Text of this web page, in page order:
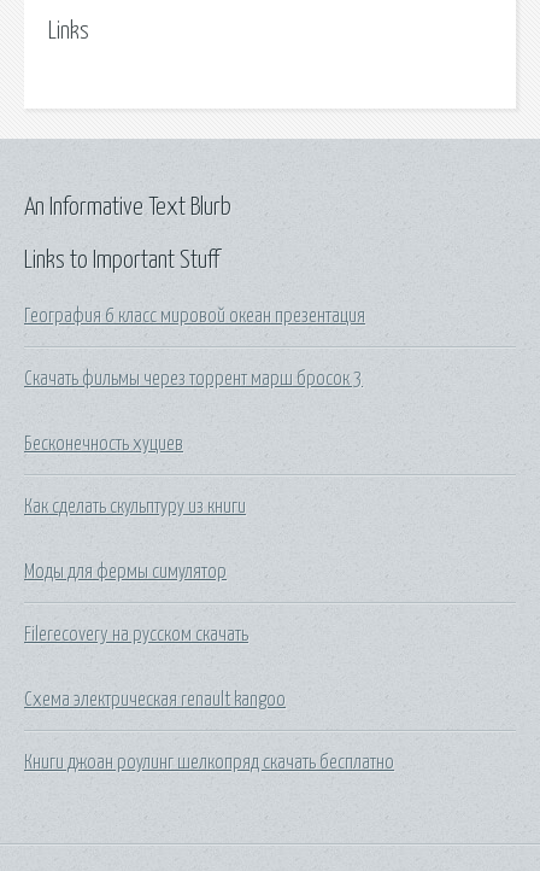
Links
Links to Important Stuff
География 6 класс мировой океан презентация
Скачать фильмы через торрент марш бросок 3
Бесконечность хуциев
Как сделать скульптуру из книги
Моды для фермы симулятор
Filerecovery на русском скачать
Схема электрическая renault kangoo
Книги джоан роулинг шелкопряд скачать бесплатно
An Informative Text Blurb